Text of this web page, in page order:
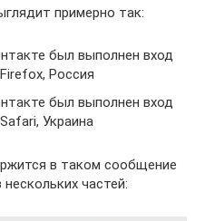
примерно так:
был выполнен вход
Россия
был выполнен вход
Украина
в таком сообщение
частей: